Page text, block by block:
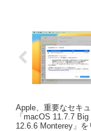
Apple、重要なセキ
「macOS 11.7.7
12.6.6 Monterey」を